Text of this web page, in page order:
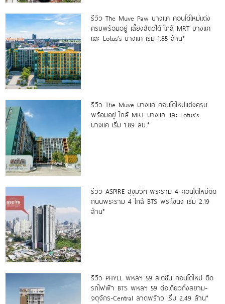
รีวิว The Muve Paw บางแค คอนโดใหม่แต่ง
ครบพร้อมอยู่ เลี้ยงสัตว์ได้ ใกล้ MRT บางแค
และ Lotus’s บางแค เริ่ม 1.85 ล้าน*
รีวิว The Muve บางแค คอนโดใหม่แต่งครบ
พร้อมอยู่ ใกล้ MRT บางแค และ Lotus’s
บางแค เริ่ม 1.89 ลบ.*
รีวิว ASPIRE สุขุมวิท-พระราม 4 คอนโดใหม่ติด
ถนนพระราม 4 ใกล้ BTS พระโขนง เริ่ม 2.19
ล้าน*
รีวิว PHYLL พหลฯ 59 สเตชั่น คอนโดใหม่ ติด
รถไฟฟ้า BTS พหลฯ 59 ต่อเดียวถึงสยาม-
จตุจักร-Central ลาดพร้าว เริ่ม 2.49 ล้าน*